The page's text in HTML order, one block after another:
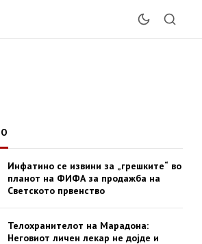
Инфатино се извини за „грешките“ во
планот на ФИФА за продажба на
Светското првенство
Телохранителот на Марадона:
Неговиот личен лекар не дојде и